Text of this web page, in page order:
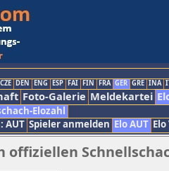
CZE DEN ENG ESP FAI FIN FRA GER GRE INA
Foto-Galerie Meldekartei
Elozahl
AUT Spieler anmelden Elo AUT